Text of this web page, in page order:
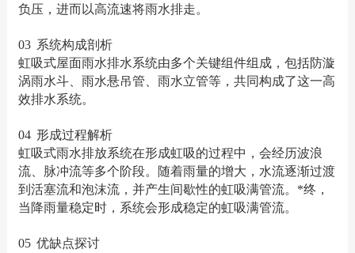
负压，进而以高流速将雨水排走。
03 系统构成剖析
虹吸式屋面雨水排水系统由多个关键组件组成，包括防漩
涡雨水斗、雨水悬吊管、雨水立管等，共同构成了这一高
效排水系统。
04 形成过程解析
虹吸式雨水排放系统在形成虹吸的过程中，会经历波浪
流、脉冲流等多个阶段。随着雨量的增大，水流逐渐过渡
到活塞流和泡沫流，并产生间歇性的虹吸满管流。*终，
当降雨量稳定时，系统会形成稳定的虹吸满管流。
05 优缺点探讨